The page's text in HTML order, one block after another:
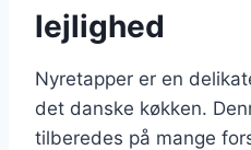
lejlighed
Nyretapper er en
det danske køkken.
tilberedes på mange